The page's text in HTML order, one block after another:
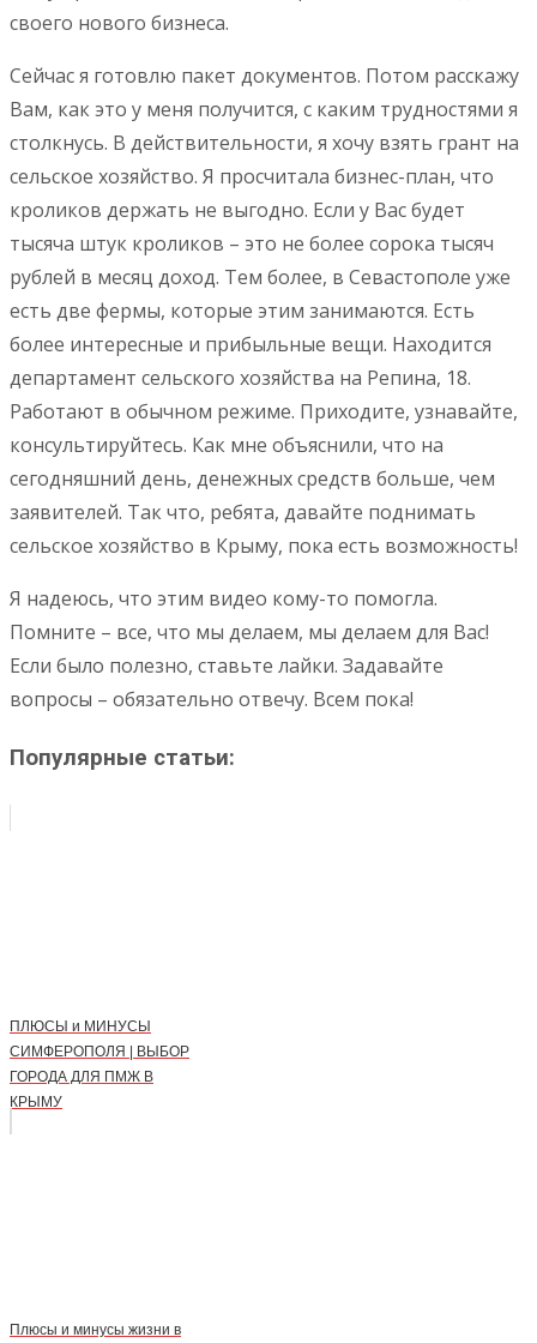
своего нового бизнеса.
Сейчас я готовлю пакет документов. Потом расскажу
Вам, как это у меня получится, с каким трудностями я
столкнусь. В действительности, я хочу взять грант на
сельское хозяйство. Я просчитала бизнес-план, что
кроликов держать не выгодно. Если у Вас будет
тысяча штук кроликов – это не более сорока тысяч
рублей в месяц доход. Тем более, в Севастополе уже
есть две фермы, которые этим занимаются. Есть
более интересные и прибыльные вещи. Находится
департамент сельского хозяйства на Репина, 18.
Работают в обычном режиме. Приходите, узнавайте,
консультируйтесь. Как мне объяснили, что на
сегодняшний день, денежных средств больше, чем
заявителей. Так что, ребята, давайте поднимать
сельское хозяйство в Крыму, пока есть возможность!
Я надеюсь, что этим видео кому-то помогла.
Помните – все, что мы делаем, мы делаем для Вас!
Если было полезно, ставьте лайки. Задавайте
вопросы – обязательно отвечу. Всем пока!
Популярные статьи:
ПЛЮСЫ и МИНУСЫ
СИМФЕРОПОЛЯ | ВЫБОР
ГОРОДА ДЛЯ ПМЖ В
КРЫМУ
Плюсы и минусы жизни в